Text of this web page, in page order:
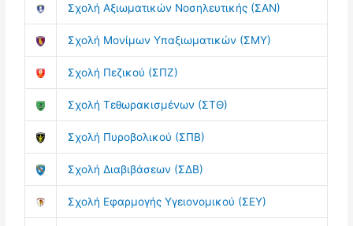
Σχολή Αξιωματικών Νοσηλευτικής (ΣΑΝ)
Σχολή Μονίμων Υπαξιωματικών (ΣΜΥ)
Σχολή Πεζικού (ΣΠΖ)
Σχολή Τεθωρακισμένων (ΣΤΘ)
Σχολή Πυροβολικού (ΣΠΒ)
Σχολή Διαβιβάσεων (ΣΔΒ)
Σχολή Εφαρμογής Υγειονομικού (ΣΕΥ)